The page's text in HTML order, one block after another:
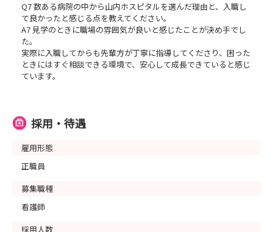
Q7 数ある病院の中から山内ホスピタルを選んだ理由と、入職し
て良かったと感じる点を教えてください。
A7 見学のときに職場の雰囲気が良いと感じたことが決め手でし
た。
実際に入職してからも先輩方が丁寧に指導してくださり、困った
ときにはすぐ相談できる環境で、安心して成長できていると感じ
ています。
採用・待遇
雇用形態
正職員
募集職種
看護師
採用人数